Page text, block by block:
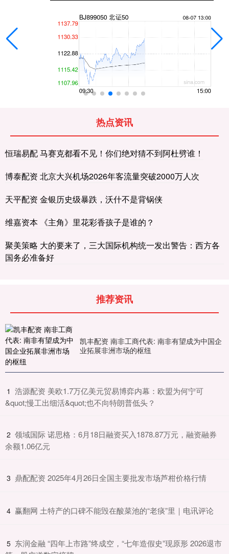
热点资讯
恒瑞易配 马赛克都看不见！你们绝对猜不到阿杜劈谁！
博泰配资 北京大兴机场2026年客流量突破2000万人次
天平配资 金银历史级暴跌，沃什不是背锅侠
维嘉资本 《主角》里花彩香孩子是谁的？
聚美策略 大的要来了，三大国际机构统一发出警告：西方各
国务必准备好
推荐资讯
凯丰配资 南非工商代表: 南非有望成为中国企
业拓展非洲市场的枢纽
1 ​浩源配资 美欧1.7万亿美元贸易博弈内幕：欧盟为何宁可
&quot;慢工出细活&quot;也不向特朗普低头？
2 ​领域国际 诺思格：6月18日融资买入1878.87万元，融资融券
余额1.06亿元
3 ​鼎配配资 2025年4月26日全国主要批发市场芦柑价格行情
4 ​赢翻网 土特产的口碑不能毁在酸菜池的“老痰”里｜电讯评论
5 ​东润金融 “四年上市路”终成空，“七年造假史”现原形 2026退市